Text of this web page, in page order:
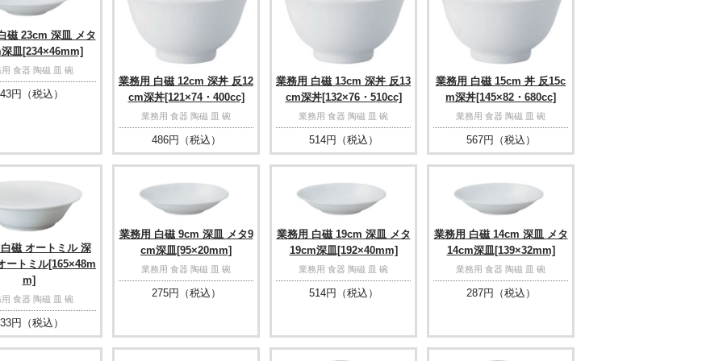
磁 23cm 深皿 メタ
皿[234×46mm]
食器 陶磁 皿 碗
円（税込）
業務用 白磁 12cm 深丼 反12
cm深丼[121×74・400cc]
業務用 食器 陶磁 皿 碗
486円（税込）
業務用 白磁 13cm 深丼 反13
cm深丼[132×76・510cc]
業務用 食器 陶磁 皿 碗
514円（税込）
業務用 白磁 15cm 丼 反15c
m深丼[145×82・680cc]
業務用 食器 陶磁 皿 碗
567円（税込）
磁 オートミル 深
ートミル[165×48m
m]
用 食器 陶磁 皿 碗
円（税込）
業務用 白磁 9cm 深皿 メタ9
cm深皿[95×20mm]
業務用 食器 陶磁 皿 碗
275円（税込）
業務用 白磁 19cm 深皿 メタ
19cm深皿[192×40mm]
業務用 食器 陶磁 皿 碗
514円（税込）
業務用 白磁 14cm 深皿 メタ
14cm深皿[139×32mm]
業務用 食器 陶磁 皿 碗
287円（税込）